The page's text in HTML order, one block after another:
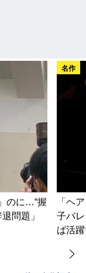
のに…“握
問題」
名作
「ヘ
子バ
ば活